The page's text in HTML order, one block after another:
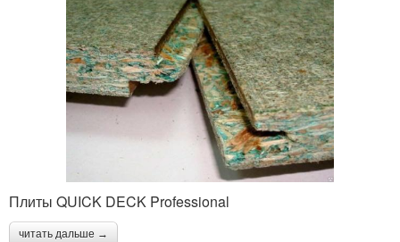
Плиты QUICK DECK Professional
читать дальше →